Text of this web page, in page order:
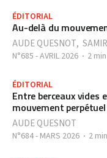
ÉDITORIAL
Au-delà du
AUDE QUESNOT,
N°685 - AVRIL 2026 2
ÉDITORIAL
Entre berceaux vides
mouvement
AUDE QUESNOT
N°684 - MARS 2026 2